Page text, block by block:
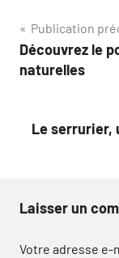
de
Publication
Découvrez le
naturelles
Le serrurier,
Laisser un
Votre adresse e-